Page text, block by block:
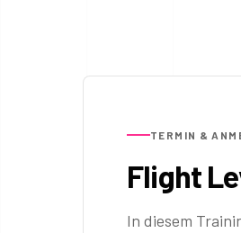
TERMIN &
Flight
In diesem